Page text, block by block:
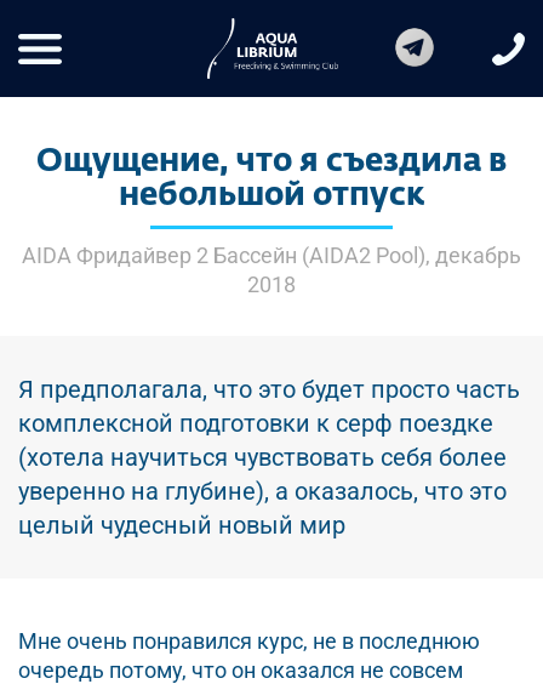
Ощущение, что я съездила в
небольшой отпуск
AIDA Фридайвер 2 Бассейн (AIDA2 Pool), декабрь
2018
Я предполагала, что это будет просто часть
комплексной подготовки к серф поездке
(хотела научиться чувствовать себя более
уверенно на глубине), а оказалось, что это
целый чудесный новый мир
Мне очень понравился курс, не в последнюю
очередь потому, что он оказался не совсем